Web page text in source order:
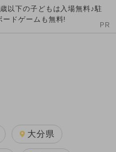
以下の子どもは入場無料♪駐
ードゲームも無料!
PR
大分県